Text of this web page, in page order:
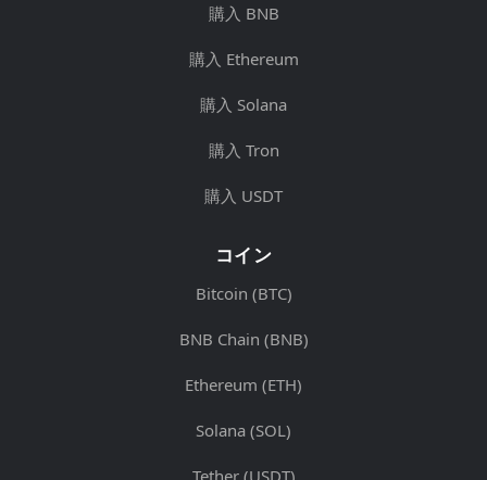
購入 BNB
購入 Ethereum
購入 Solana
購入 Tron
購入 USDT
コイン
Bitcoin (BTC)
BNB Chain (BNB)
Ethereum (ETH)
Solana (SOL)
Tether (USDT)